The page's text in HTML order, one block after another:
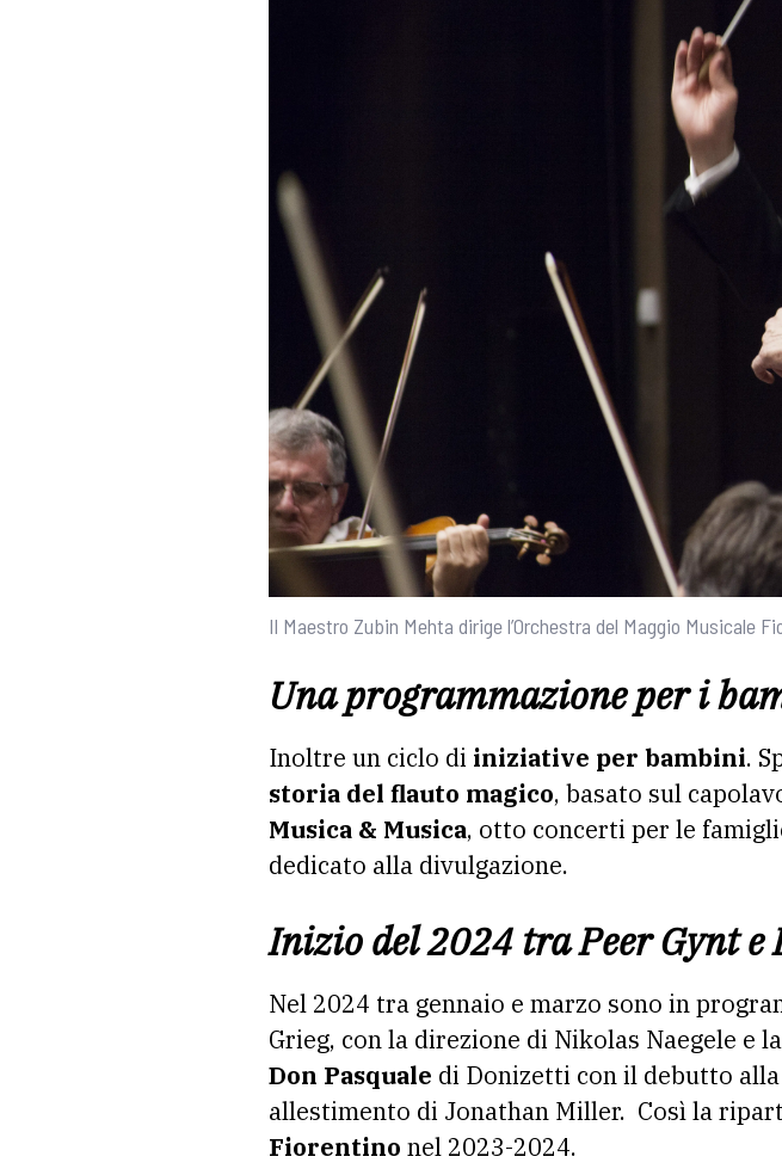
Il Maestro Zubin Mehta dirige l’Orchestra del Maggio Musicale
Una programmazione per i
Inoltre un ciclo di iniziative per bambini.
storia del flauto magico, basato sul
Musica & Musica, otto concerti per le
dedicato alla divulgazione.
Inizio del 2024 tra Peer Gynt e
Nel 2024 tra gennaio e marzo sono in
Grieg, con la direzione di Nikolas Naegele e
Don Pasquale di Donizetti con il debutto
allestimento di Jonathan Miller. Così la
Fiorentino nel 2023-2024.